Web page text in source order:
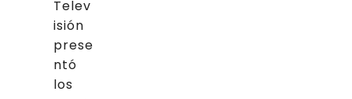
Telev
isión
prese
ntó
los